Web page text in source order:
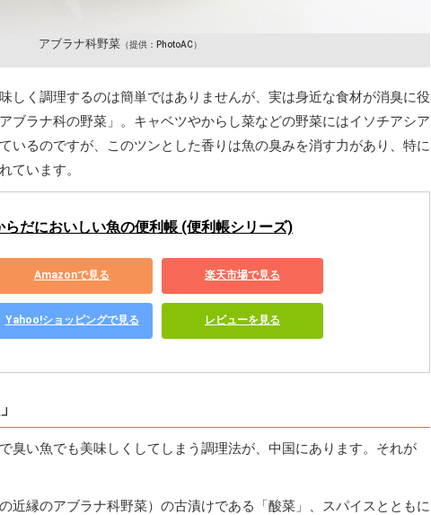
アブラナ科野菜 （提供：PhotoAC）
しく調理するのは簡単ではありませんが、実は身近な食材が消臭に役
ブラナ科の野菜」。キャベツやからし菜などの野菜にはイソチアシア
いるのですが、このツンとした香りは魚の臭みを消す力があり、特に
ています。
らだにおいしい魚の便利帳 (便利帳シリーズ)
Amazonで見る 楽天市場で見る
Yahoo!ショッピングで見る レビューを見る
臭い魚でも美味しくしてしまう調理法が、中国にあります。それが
近縁のアブラナ科野菜）の古漬けである「酸菜」、スパイスとともに